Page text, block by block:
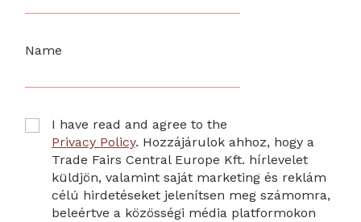
Name
I have read and agree to the
Privacy Policy. Hozzájárulok ahhoz, hogy a
Trade Fairs Central Europe Kft. hírlevelet
küldjön, valamint saját marketing és reklám
célú hirdetéseket jelenítsen meg számomra,
beleértve a közösségi média platformokon